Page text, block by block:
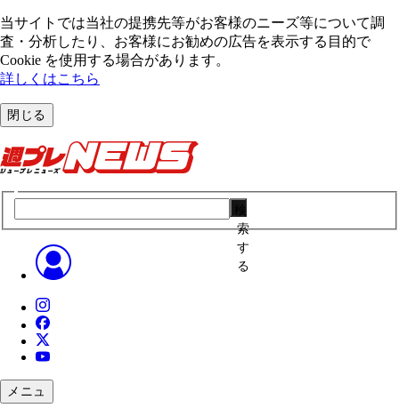
当サイトでは当社の提携先等がお客様のニーズ等について調
査・分析したり、お客様にお勧めの広告を表⽰する⽬的で
Cookie を使⽤する場合があります。
詳しくはこちら
閉じる
索
す
る
メニュ